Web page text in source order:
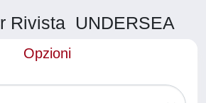
Rivista UNDERSEA
Opzioni